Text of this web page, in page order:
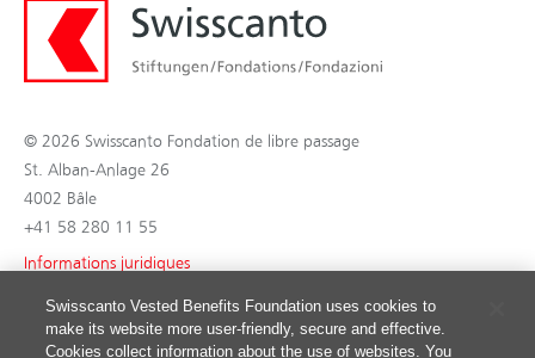
© 2026 Swisscanto Fondation de libre passage
St. Alban-Anlage 26
4002 Bâle
+41 58 280 11 55
Informations juridiques
Protection des données
Conseils d'utilisation
Swisscanto Vested Benefits Foundation uses cookies to
make its website more user-friendly, secure and effective.
Cookies collect information about the use of websites. You